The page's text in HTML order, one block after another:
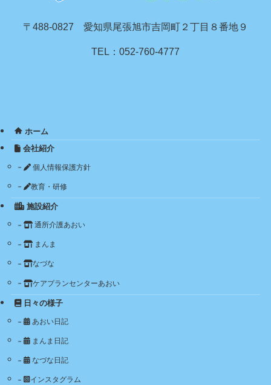
〒488-0827 愛知県尾張旭市吉岡町２丁目８番地９
TEL：052-760-4777
ホーム
会社紹介
個人情報保護方針
教育・研修
施設紹介
通所介護あおい
まんま
なづな
ケアプランセンターあおい
日々の様子
あおい日記
まんま日記
なづな日記
インスタグラム